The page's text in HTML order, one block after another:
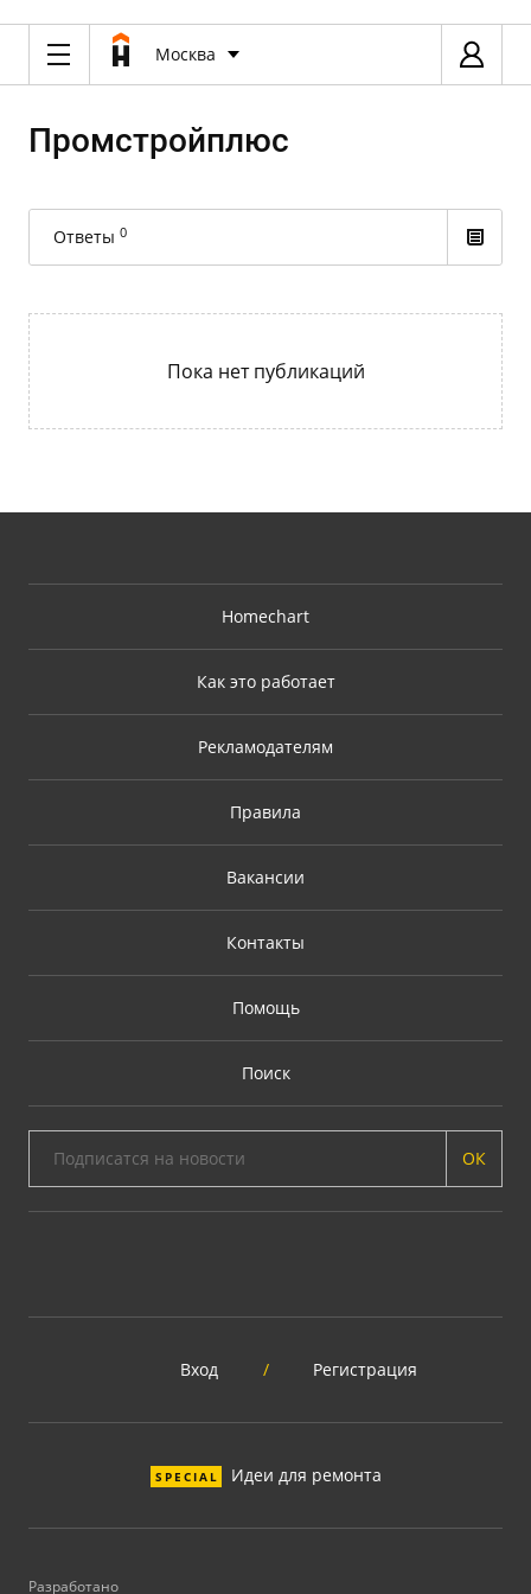
Москва
Промстройплюс
Ответы 0
Пока нет публикаций
Homechart
Как это работает
Рекламодателям
Правила
Вакансии
Контакты
Помощь
Поиск
ОК
Вход / Регистрация
SPECIAL Идеи для ремонта
Разработано